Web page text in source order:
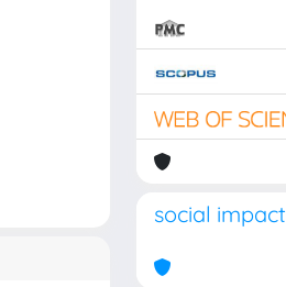
social impact